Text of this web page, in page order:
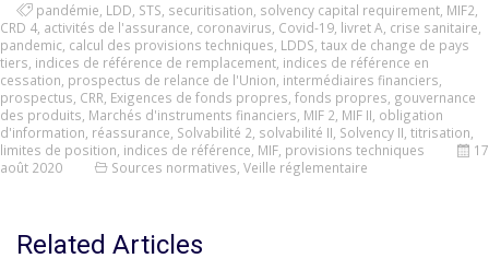
pandémie LDD STS securitisation solvency capital requirement MIF2
CRD 4 activités de l'assurance coronavirus Covid-19 livret A crise sanitaire
pandemic calcul des provisions techniques LDDS taux de change de pays
tiers indices de référence de remplacement indices de référence en
cessation prospectus de relance de l'Union intermédiaires financiers
prospectus CRR Exigences de fonds propres fonds propres gouvernance
des produits Marchés d'instruments financiers MIF 2 MIF II obligation
d'information réassurance Solvabilité 2 solvabilité II Solvency II titrisation
limites de position indices de référence MIF provisions techniques
17
août 2020
Sources normatives Veille réglementaire
Related Articles